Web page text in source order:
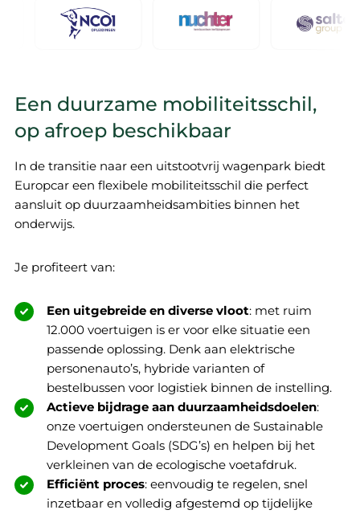
Een duurzame mobiliteitsschil,
op afroep beschikbaar
In de transitie naar een uitstootvrij wagenpark biedt
Europcar een flexibele mobiliteitsschil die perfect
aansluit op duurzaamheidsambities binnen het
onderwijs.
Je profiteert van:
Een uitgebreide en diverse vloot: met ruim
12.000 voertuigen is er voor elke situatie een
passende oplossing. Denk aan elektrische
personenauto’s, hybride varianten of
bestelbussen voor logistiek binnen de instelling.
Actieve bijdrage aan duurzaamheidsdoelen:
onze voertuigen ondersteunen de Sustainable
Development Goals (SDG’s) en helpen bij het
verkleinen van de ecologische voetafdruk.
Efficiënt proces: eenvoudig te regelen, snel
inzetbaar en volledig afgestemd op tijdelijke